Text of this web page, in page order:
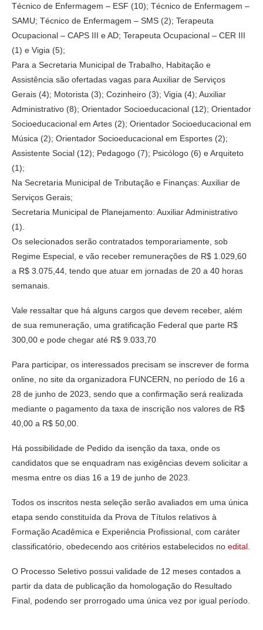
Técnico de Enfermagem – ESF (10); Técnico de Enfermagem –
SAMU; Técnico de Enfermagem – SMS (2); Terapeuta
Ocupacional – CAPS III e AD; Terapeuta Ocupacional – CER III
(1) e Vigia (5);
Para a Secretaria Municipal de Trabalho, Habitação e
Assistência são ofertadas vagas para Auxiliar de Serviços
Gerais (4); Motorista (3); Cozinheiro (3); Vigia (4); Auxiliar
Administrativo (8); Orientador Socioeducacional (12); Orientador
Socioeducacional em Artes (2); Orientador Socioeducacional em
Música (2); Orientador Socioeducacional em Esportes (2);
Assistente Social (12); Pedagogo (7); Psicólogo (6) e Arquiteto
(1);
Na Secretaria Municipal de Tributação e Finanças: Auxiliar de
Serviços Gerais;
Secretaria Municipal de Planejamento: Auxiliar Administrativo
(1).
Os selecionados serão contratados temporariamente, sob
Regime Especial, e vão receber remunerações de R$ 1.029,60
a R$ 3.075,44, tendo que atuar em jornadas de 20 a 40 horas
semanais.
Vale ressaltar que há alguns cargos que devem receber, além
de sua remuneração, uma gratificação Federal que parte R$
300,00 e pode chegar até R$ 9.033,70
Para participar, os interessados precisam se inscrever de forma
online, no site da organizadora FUNCERN, no período de 16 a
28 de junho de 2023, sendo que a confirmação será realizada
mediante o pagamento da taxa de inscrição nos valores de R$
40,00 a R$ 50,00.
Há possibilidade de Pedido da isenção da taxa, onde os
candidatos que se enquadram nas exigências devem solicitar a
mesma entre os dias 16 a 19 de junho de 2023.
Todos os inscritos nesta seleção serão avaliados em uma única
etapa sendo constituída da Prova de Títulos relativos à
Formação Acadêmica e Experiência Profissional, com caráter
classificatório, obedecendo aos critérios estabelecidos no edital
O Processo Seletivo possui validade de 12 meses contados a
partir da data de publicação da homologação do Resultado
Final, podendo ser prorrogado uma única vez por igual período.